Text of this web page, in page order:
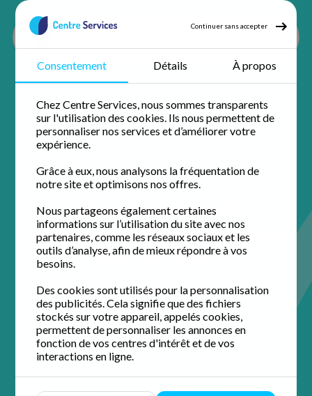
Continuer sans accepter
Consentement Détails À propos
Chez Centre Services, nous sommes transparents
sur l'utilisation des cookies. Ils nous permettent de
personnaliser nos services et d’améliorer votre
expérience.
Grâce à eux, nous analysons la fréquentation de
notre site et optimisons nos offres.
Nous partageons également certaines
informations sur l’utilisation du site avec nos
partenaires, comme les réseaux sociaux et les
outils d’analyse, afin de mieux répondre à vos
besoins.
Des cookies sont utilisés pour la personnalisation
des publicités. Cela signifie que des fichiers
stockés sur votre appareil, appelés cookies,
permettent de personnaliser les annonces en
fonction de vos centres d'intérêt et de vos
interactions en ligne.
Votre agence de
services à la personne à
Bar-le-Duc
Installée au cœur de la ville, l'équipe de Centre Services
Bar-le-Duc simplifie votre quotidien. Profitez d'un
accompagnement personnalisé et de proximité.
3.9 / 5 sur 11 avisGoogle